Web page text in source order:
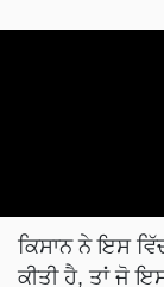
ਕਿਸਾਨ ਨੇ ਇਸ
ਕੀਤੀ ਹੈ, ਤਾਂ ਜੋ
ਮਸ਼ੀਨ ਨਾਲ ਲੱਗੀ